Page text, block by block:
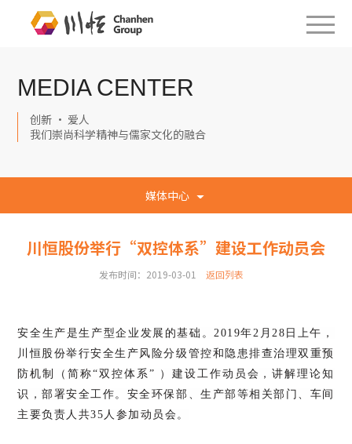
MEDIA CENTER
创新 · 爱人
我们崇尚科学精神与儒家文化的融合
媒体中心
川恒股份举行“双控体系”建设工作动员会
发布时间：2019-03-01 返回列表
安全生产是生产型企业发展的基础。2019年2月28日上午，
川恒股份举行安全生产风险分级管控和隐患排查治理双重预
防机制（简称“双控体系” ）建设工作动员会，讲解理论知
识，部署安全工作。安全环保部、生产部等相关部门、车间
主要负责人共35人参加动员会。